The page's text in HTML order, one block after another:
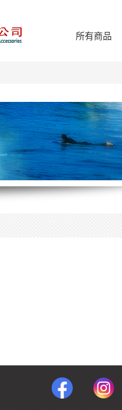
所有商品